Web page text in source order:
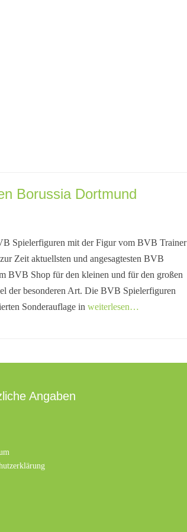
Borussia Dortmund
Spielerfiguren mit der Figur vom BVB Trainer
Zeit aktuellsten und angesagtesten BVB
BVB Shop für den kleinen und für den großen
der besonderen Art. Die BVB Spielerfiguren
Sonderauflage in weiterlesen…
Angaben